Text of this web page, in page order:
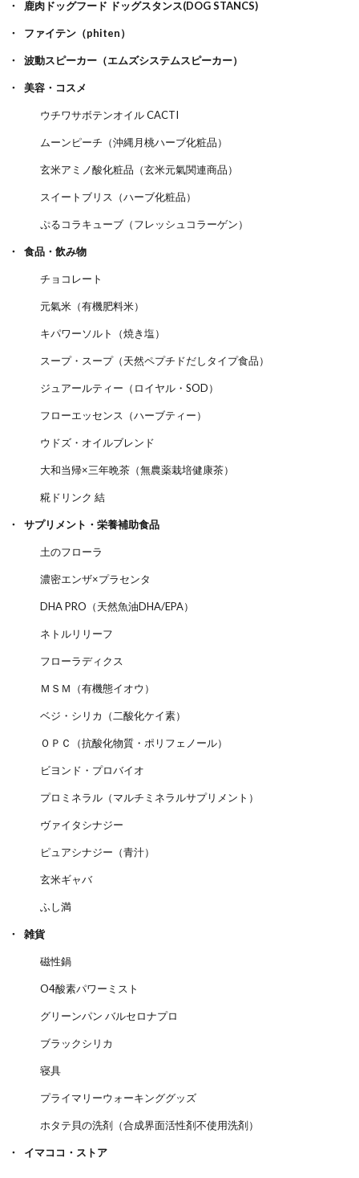
鹿肉ドッグフード ドッグスタンス(DOG STANCS)
ファイテン（phiten）
波動スピーカー（エムズシステムスピーカー）
美容・コスメ
ウチワサボテンオイル CACTI
ムーンピーチ（沖縄月桃ハーブ化粧品）
玄米アミノ酸化粧品（玄米元氣関連商品）
スイートブリス（ハーブ化粧品）
ぷるコラキューブ（フレッシュコラーゲン）
食品・飲み物
チョコレート
元氣米（有機肥料米）
キパワーソルト（焼き塩）
スープ・スープ（天然ペプチドだしタイプ食品）
ジュアールティー（ロイヤル・SOD）
フローエッセンス（ハーブティー）
ウドズ・オイルブレンド
大和当帰×三年晩茶（無農薬栽培健康茶）
糀ドリンク 結
サプリメント・栄養補助食品
土のフローラ
濃密エンザ×プラセンタ
DHA PRO（天然魚油DHA/EPA）
ネトルリリーフ
フローラディクス
ＭＳＭ（有機態イオウ）
ベジ・シリカ（二酸化ケイ素）
ＯＰＣ（抗酸化物質・ポリフェノール）
ビヨンド・プロバイオ
プロミネラル（マルチミネラルサプリメント）
ヴァイタシナジー
ピュアシナジー（青汁）
玄米ギャバ
ふし満
雑貨
磁性鍋
O4酸素パワーミスト
グリーンパン バルセロナプロ
ブラックシリカ
寝具
プライマリーウォーキンググッズ
ホタテ貝の洗剤（合成界面活性剤不使用洗剤）
イマココ・ストア